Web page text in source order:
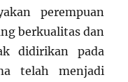
perempuan
berkualitas dan
didirikan pada
telah menjadi